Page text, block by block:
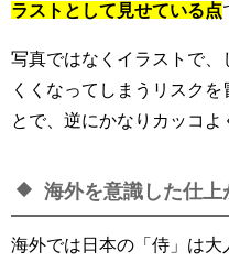
ラストとして見せている点
写真ではなくイラストで
くくなってしまうリスク
とで、逆にかなりカッコよ
海外を意識した仕上
海外では日本の「侍」は大